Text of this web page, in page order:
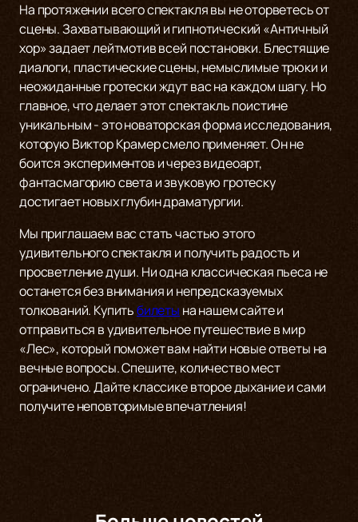
На протяжении всего спектакля вы не оторветесь от
сцены. Захватывающий и гипнотический «Античный
хор» задает лейтмотив всей постановки. Блестящие
диалоги, пластические сцены, немыслимые трюки и
неожиданные гротески ждут вас на каждом шагу. Но
главное, что делает этот спектакль поистине
уникальным - это новаторская форма исследования,
которую Виктор Крамер смело применяет. Он не
боится экспериментов и через видеоарт,
фантасмагорию света и звуковую гротеску
достигает новых глубин драматургии.
Мы приглашаем вас стать частью этого
удивительного спектакля и получить радость и
просветление души. Ни одна классическая пьеса не
останется без внимания и непредсказуемых
толкований. Купитьбилеты на нашем сайте и
отправиться в удивительное путешествие в мир
«Лес», который поможет вам найти новые ответы на
вечные вопросы. Спешите, количество мест
ограничено. Дайте классике второе дыхание и сами
получите неповторимые впечатления!